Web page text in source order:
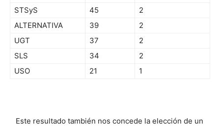
STSyS
45
2
ALTERNATIVA
39
2
UGT
37
2
SLS
34
2
USO
21 1
Este resultado también nos concede la elección de un